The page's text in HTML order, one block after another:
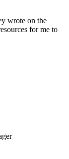
wrote on the
for me to